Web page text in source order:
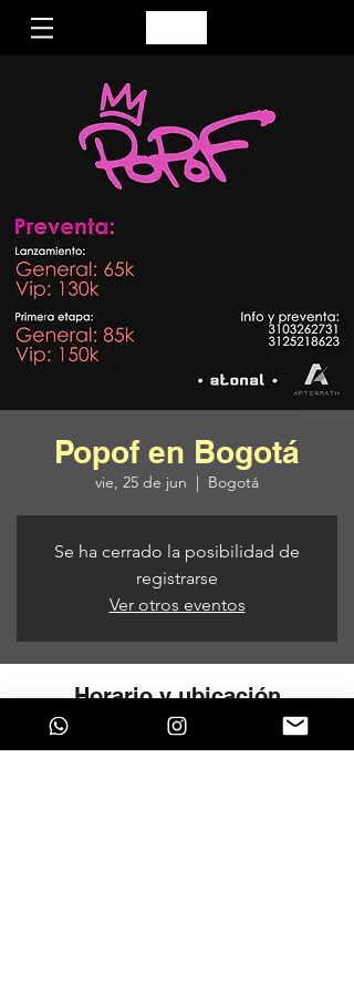
Popof en Bogotá
vie, 25 de jun
  |
Bogotá
Se ha cerrado la posibilidad de
registrarse
Ver otros eventos
Horario y ubicación
25 de jun de 2021, 9:00 p. m. – 26 de jun